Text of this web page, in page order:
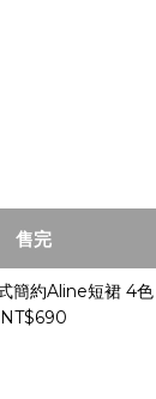
售完
簡約Aline短裙 4色
NT$690